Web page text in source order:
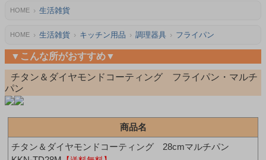
HOME 生活雑貨
HOME 生活雑貨 キッチン用品 調理器具 フライパン
▼こんな所がおすすめ▼
チタン＆ダイヤモンドコーティング フライパン・マルチ
パン
商品名
チタン＆ダイヤモンドコーティング 28cmマルチパン